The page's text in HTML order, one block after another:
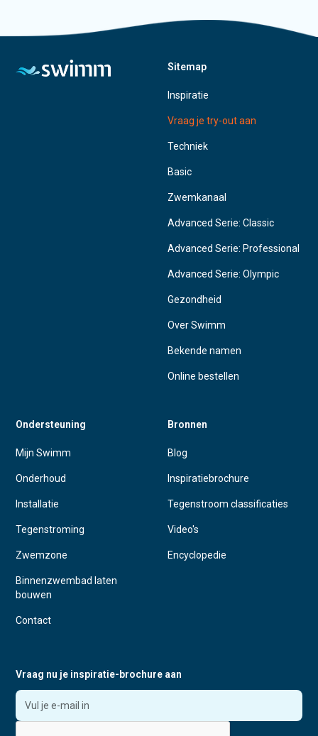
Sitemap
Inspiratie
Vraag je try-out aan
Techniek
Basic
Zwemkanaal
Advanced Serie: Classic
Advanced Serie: Professional
Advanced Serie: Olympic
Gezondheid
Over Swimm
Bekende namen
Online bestellen
Ondersteuning
Mijn Swimm
Onderhoud
Installatie
Tegenstroming
Zwemzone
Binnenzwembad laten
bouwen
Contact
Bronnen
Blog
Inspiratiebrochure
Tegenstroom classificaties
Video's
Encyclopedie
Vraag nu je inspiratie-brochure aan